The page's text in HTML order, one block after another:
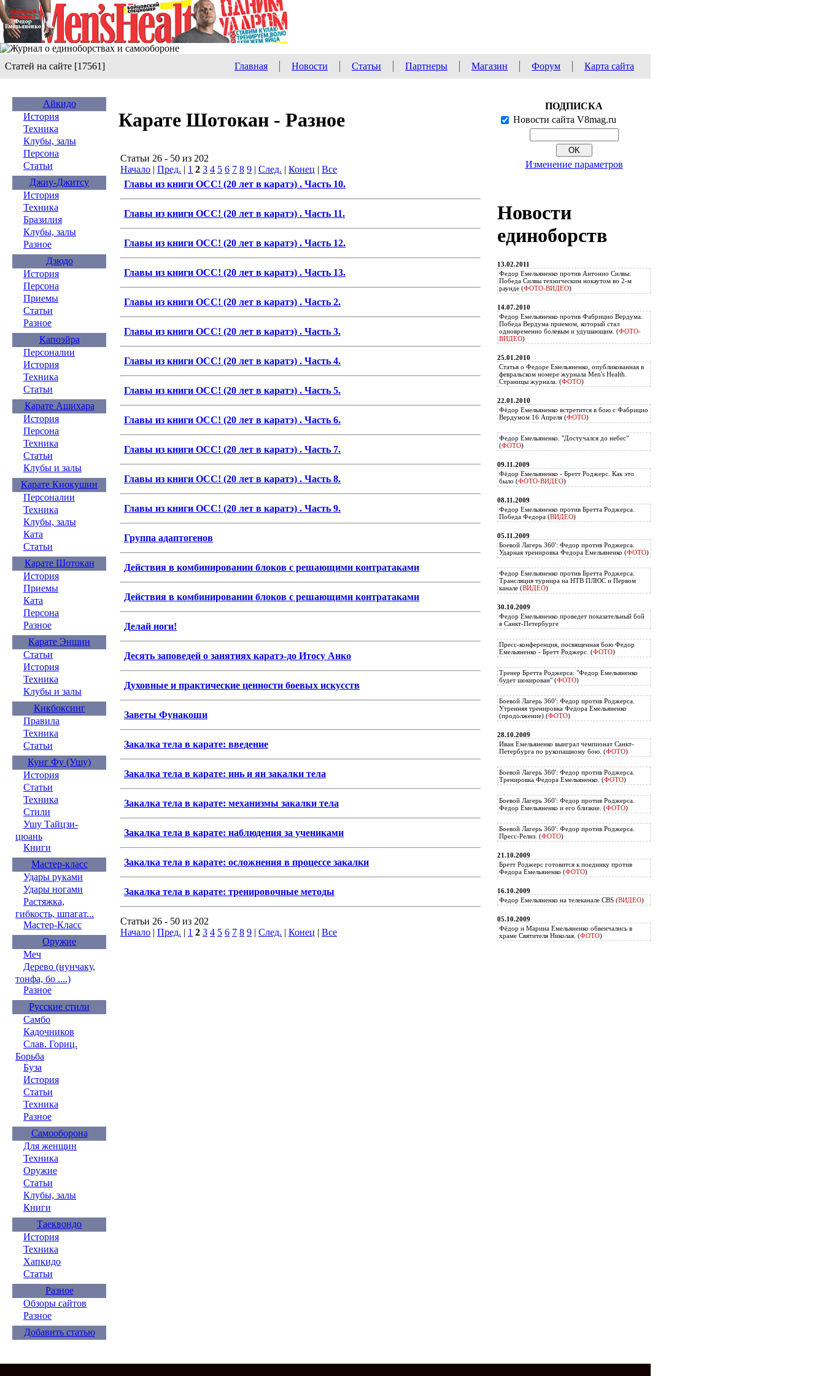
Статей на сайте [17561] Главная Новости Статьи Партнеры Магазин Форум Карта сайта
Айкидо
История
Техника
Клубы, залы
Персона
Статьи
Джиу-Джитсу
История
Техника
Бразилия
Клубы, залы
Разное
Дзюдо
История
Персона
Приемы
Статьи
Разное
Капоэйра
Персоналии
История
Техника
Статьи
Карате Ашихара
История
Персона
Техника
Статьи
Клубы и залы
Карате Киокушин
Персоналии
Техника
Клубы, залы
Ката
Статьи
Карате Шотокан
История
Приемы
Ката
Персона
Разное
Карате Эншин
Статьи
История
Техника
Клубы и залы
Кикбоксинг
Правила
Техника
Статьи
Кунг Фу (Ушу)
История
Статьи
Техника
Стили
Ушу Тайцзи-
цюань
Книги
Мастер-класс
Удары руками
Удары ногами
Растяжка,
гибкость, шпагат...
Мастер-Класс
Оружие
Меч
Дерево (нунчаку,
тонфа, бо ....)
Разное
Русские стили
Самбо
Кадочников
Слав. Гориц.
Борьба
Буза
История
Статьи
Техника
Разное
Самооборона
Для женщин
Техника
Оружие
Статьи
Клубы, залы
Книги
Таеквондо
История
Техника
Хапкидо
Статьи
Разное
Обзоры сайтов
Разное
Добавить статью
Карате Шотокан - Разное
Статьи 26 - 50 из 202
Начало | Пред. | 1 2 3 4 5 6 7 8 9 | След. | Конец | Все
Главы из книги ОСС! (20 лет в каратэ) . Часть 10.
Главы из книги ОСС! (20 лет в каратэ) . Часть 11.
Главы из книги ОСС! (20 лет в каратэ) . Часть 12.
Главы из книги ОСС! (20 лет в каратэ) . Часть 13.
Главы из книги ОСС! (20 лет в каратэ) . Часть 2.
Главы из книги ОСС! (20 лет в каратэ) . Часть 3.
Главы из книги ОСС! (20 лет в каратэ) . Часть 4.
Главы из книги ОСС! (20 лет в каратэ) . Часть 5.
Главы из книги ОСС! (20 лет в каратэ) . Часть 6.
Главы из книги ОСС! (20 лет в каратэ) . Часть 7.
Главы из книги ОСС! (20 лет в каратэ) . Часть 8.
Главы из книги ОСС! (20 лет в каратэ) . Часть 9.
Группа адаптогенов
Действия в комбинировании блоков с решающими контратаками
Действия в комбинировании блоков с решающими контратаками
Делай ноги!
Десять заповедей о занятиях каратэ-до Итосу Анко
Духовные и практические ценности боевых искусств
Заветы Фунакоши
Закалка тела в карате: введение
Закалка тела в карате: инь и ян закалки тела
Закалка тела в карате: механизмы закалки тела
Закалка тела в карате: наблюдения за учениками
Закалка тела в карате: осложнения в процессе закалки
Закалка тела в карате: тренировочные методы
Статьи 26 - 50 из 202
Начало | Пред. | 1 2 3 4 5 6 7 8 9 | След. | Конец | Все
ПОДПИСКА
Новости сайта V8mag.ru
Изменение параметров
Новости
единоборств
13.02.2011
Федор Емельяненко против Антонио Силвы.
Победа Силвы техническим нокаутом во 2-м
раунде (ФОТО-ВИДЕО)
14.07.2010
Федор Емельяненко против Фабрицио Вердума.
Победа Вердума приемом, который стал
одновременно болевым и удушающим. (ФОТО-
ВИДЕО)
25.01.2010
Статья о Федоре Емельяненко, опубликованная в
февральском номере журнала Men's Health.
Страницы журнала. (ФОТО)
22.01.2010
Фёдор Емельяненко встретится в бою с Фабрицио
Вердумом 16 Апреля (ФОТО)
Федор Емельяненко. "Достучался до небес"
(ФОТО)
09.11.2009
Фёдор Емельяненко - Бретт Роджерс. Как это
было (ФОТО-ВИДЕО)
08.11.2009
Федор Емельяненко против Бретта Роджерса.
Победа Федора (ВИДЕО)
05.11.2009
Боевой Лагерь 360': Федор против Роджерса.
Ударная тренировка Федора Емельяненко (ФОТО)
Федор Емельяненко против Бретта Роджерса.
Трансляция турнира на НТВ ПЛЮС и Первом
канале (ВИДЕО)
30.10.2009
Федор Емельяненко проведет показательный бой
в Санкт-Петербурге
Пресс-конференция, посвященная бою Федор
Емельяненко - Бретт Роджерс. (ФОТО)
Тренер Бретта Роджерса: "Федор Емельяненко
будет шокирован" (ФОТО)
Боевой Лагерь 360': Федор против Роджерса.
Утренняя тренировка Федора Емельяненко
(продолжение) (ФОТО)
28.10.2009
Иван Емельяненко выиграл чемпионат Санкт-
Петербурга по рукопашному бою. (ФОТО)
Боевой Лагерь 360': Федор против Роджерса.
Тренировка Федора Емельяненко. (ФОТО)
Боевой Лагерь 360': Федор против Роджерса.
Федор Емельяненко и его близкие. (ФОТО)
Боевой Лагерь 360': Федор против Роджерса.
Пресс-Релиз. (ФОТО)
21.10.2009
Бретт Роджерс готовится к поединку против
Федора Емельяненко (ФОТО)
16.10.2009
Федор Емельяненко на телеканале CBS (ВИДЕО)
05.10.2009
Фёдор и Марина Емельяненко обвенчались в
храме Святителя Николая. (ФОТО)